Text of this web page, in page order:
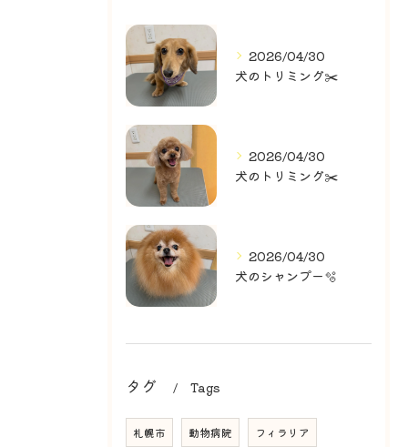
2026/04/30
犬のトリミング✂️
2026/04/30
犬のトリミング✂️
2026/04/30
犬のシャンプー🫧
タグ Tags
札幌市 動物病院 フィラリア